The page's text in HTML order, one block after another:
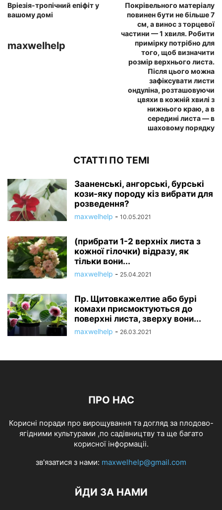
Вріезія-тропічний епіфіт у
вашому домі
Покрівельного матеріалу
повинен бути не більше 7
см, а винос з торцевої
частини — 1 хвиля. Робити
примірку потрібно для
того, щоб визначити
розмір верхнього листа.
Після цього можна
зафіксувати листи
ондуліна, розташовуючи
цвяхи в кожній хвилі з
нижнього краю, а в
середині листа — в
шаховому порядку
maxwelhelp
СТАТТІ ПО ТЕМІ
Зааненські, ангорські, бурські
кози-яку породу кіз вибрати для
розведення?
maxwelhelp - 10.05.2021
(прибрати 1-2 верхніх листа з
кожної гілочки) відразу, як
тільки вони...
maxwelhelp - 25.04.2021
Пр. Щитовкажелтие або бурі
комахи присмоктуються до
поверхні листа, зверху вони...
maxwelhelp - 26.03.2021
ПРО НАС
Корисні поради про вирощування та догляд за плодово-
ягідними культурами ,по садівництву та ще багато
корисної інформаціі.
зв'язатися з нами: maxwelhelp@gmail.com
ЙДИ ЗА НАМИ